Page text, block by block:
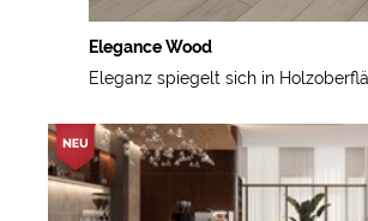
Elegance Wood
Eleganz spiegelt sich in